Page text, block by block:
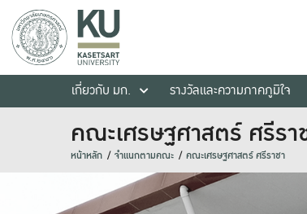
เกี่ยวกับ มก.
รางวัลและความภาคภูมิใจ
คณะเศรษฐศาสตร์ ศรีรา
หน้าหลัก จำแนกตามคณะ คณะเศรษฐศาสตร์ ศรีราชา